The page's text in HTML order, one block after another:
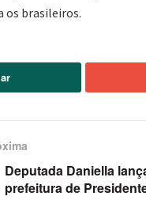
os brasileiros.
Deputada Daniella
prefeitura de